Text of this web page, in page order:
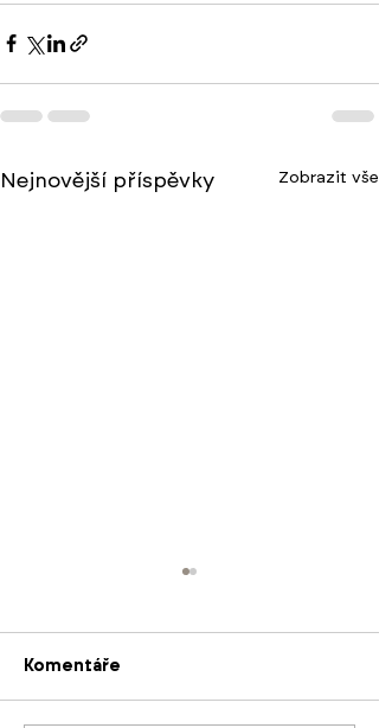
Nejnovější příspěvky Zobrazit vše
Komentáře